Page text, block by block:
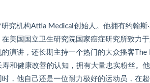
究机构Attia Medical创始人。他拥有约翰斯
美国国立卫生研究院国家癌症研究所致力
演讲，还长期主持一个热门的大众播客The
和健康改善的认知，拥有大量忠实粉丝。
，他自己还是一位耐力极好的运动员，在